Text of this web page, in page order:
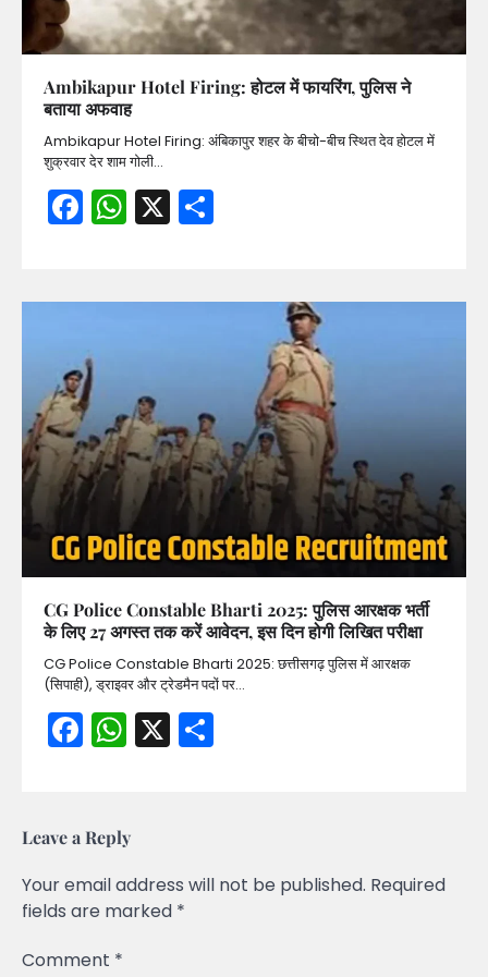
Ambikapur Hotel Firing: होटल में फायरिंग, पुलिस ने
बताया अफवाह
Ambikapur Hotel Firing: अंबिकापुर शहर के बीचो-बीच स्थित देव होटल में
शुक्रवार देर शाम गोली…
Facebook
WhatsApp
X
CG Police Constable Bharti 2025: पुलिस आरक्षक भर्ती
के लिए 27 अगस्त तक करें आवेदन, इस दिन होगी लिखित परीक्षा
CG Police Constable Bharti 2025: छत्तीसगढ़ पुलिस में आरक्षक
(सिपाही), ड्राइवर और ट्रेडमैन पदों पर…
Facebook
WhatsApp
X
Leave a Reply
Your email address will not be published. Required
fields are marked *
Comment *